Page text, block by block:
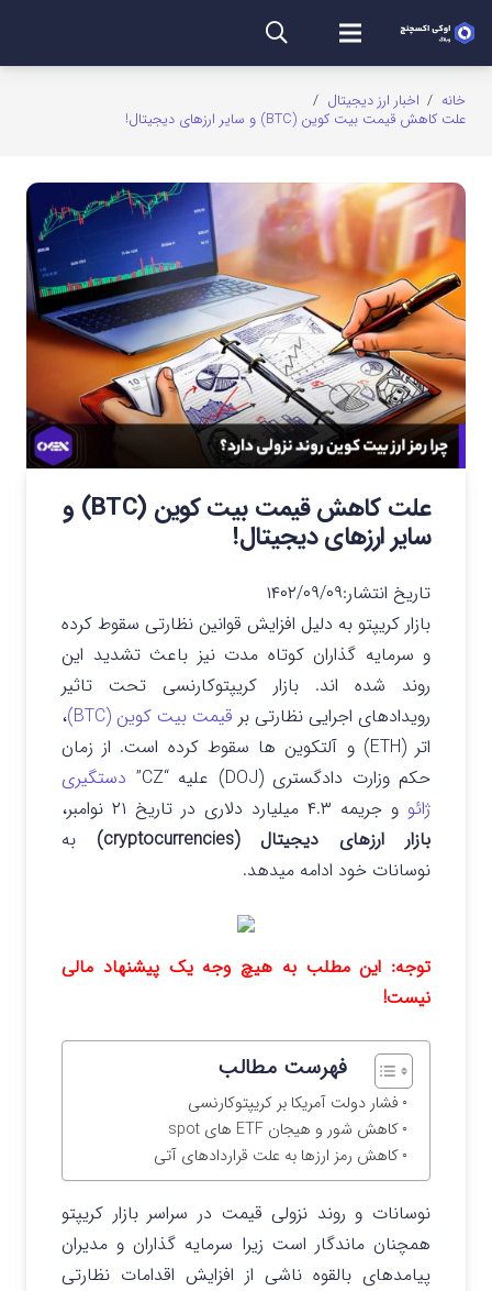
خانه / اخبار ارز دیجیتال /
علت کاهش قیمت بیت کوین (BTC) و سایر ارزهای دیجیتال!
علت کاهش قیمت بیت کوین (BTC) و
سایر ارزهای دیجیتال!
تاریخ انتشار:۱۴۰۲/۰۹/۰۹
بازار کریپتو به دلیل افزایش قوانین نظارتی سقوط کرده
و سرمایه گذاران کوتاه مدت نیز باعث تشدید این
روند شده اند. بازار کریپتوکارنسی تحت تاثیر
رویدادهای اجرایی نظارتی بر قیمت بیت کوین (BTC)
،
اتر (ETH) و آلتکوین ها سقوط کرده است. از زمان
حکم وزارت دادگستری (DOJ) علیه “CZ”
دستگیری
ژائو و جریمه ۴.۳ میلیارد دلاری در تاریخ ۲۱ نوامبر،
بازار ارزهای دیجیتال (cryptocurrencies)
به
نوسانات خود ادامه میدهد.
توجه: این مطلب به هیچ وجه یک پیشنهاد مالی
نیست!
فهرست مطالب
فشار دولت آمریکا بر کریپتوکارنسی
کاهش شور و هیجان ETF های spot
کاهش رمز ارزها به علت قراردادهای آتی
نوسانات و روند نزولی قیمت در سراسر بازار کریپتو
همچنان ماندگار است زیرا سرمایه گذاران و مدیران
پیامدهای بالقوه ناشی از افزایش اقدامات نظارتی